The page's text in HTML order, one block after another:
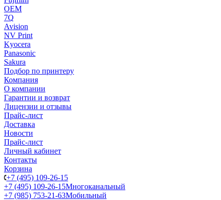
OEM
7Q
Avision
NV Print
Kyocera
Panasonic
Sakura
Подбор по принтеру
Компания
О компании
Гарантии и возврат
Лицензии и отзывы
Прайс-лист
Доставка
Новости
Прайс-лист
Личный кабинет
Контакты
Корзина
+7 (495) 109-26-15
+7 (495) 109-26-15Многоканальный
+7 (985) 753-21-63Мобильный